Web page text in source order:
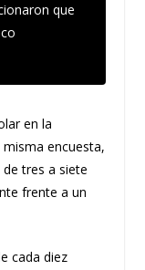
que
en la
encuesta,
tres a siete
frente a un
cada diez